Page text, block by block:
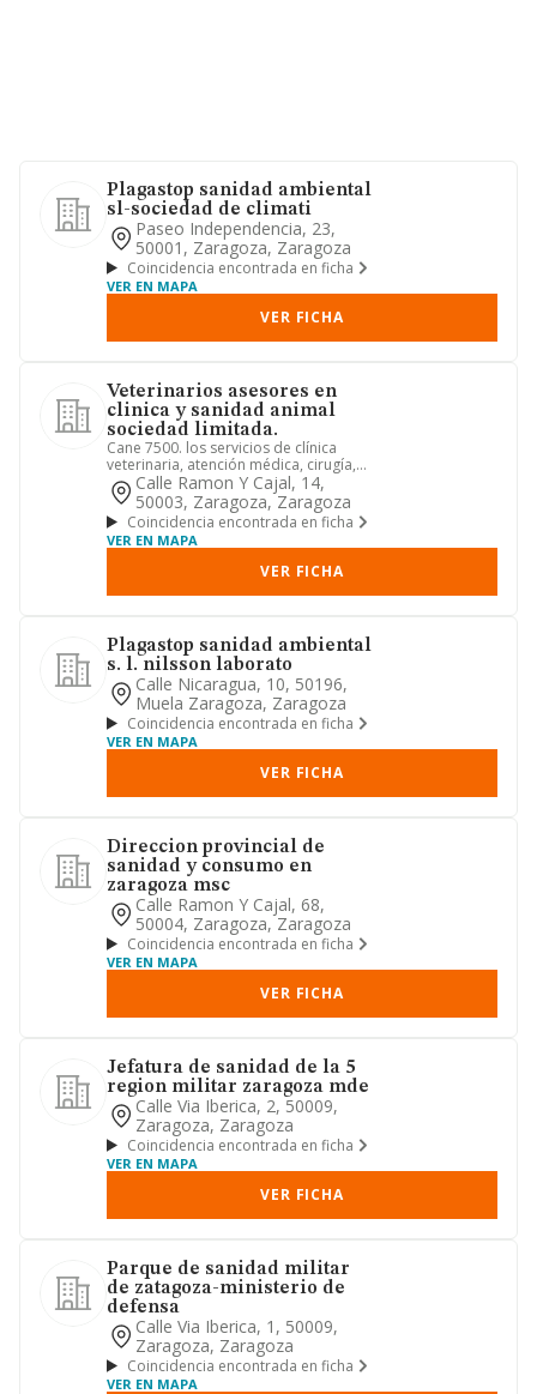
Plagastop sanidad ambiental
sl-sociedad de climati
Paseo Independencia, 23,
50001, Zaragoza, Zaragoza
Coincidencia encontrada en ficha
VER EN MAPA
VER FICHA
Veterinarios asesores en
clinica y sanidad animal
sociedad limitada.
Cane 7500. los servicios de clínica
veterinaria, atención médica, cirugía,
venta de productos y acc...
Calle Ramon Y Cajal, 14,
50003, Zaragoza, Zaragoza
Coincidencia encontrada en ficha
VER EN MAPA
VER FICHA
Plagastop sanidad ambiental
s. l. nilsson laborato
Calle Nicaragua, 10, 50196,
Muela Zaragoza, Zaragoza
Coincidencia encontrada en ficha
VER EN MAPA
VER FICHA
Direccion provincial de
sanidad y consumo en
zaragoza msc
Calle Ramon Y Cajal, 68,
50004, Zaragoza, Zaragoza
Coincidencia encontrada en ficha
VER EN MAPA
VER FICHA
Jefatura de sanidad de la 5
region militar zaragoza mde
Calle Via Iberica, 2, 50009,
Zaragoza, Zaragoza
Coincidencia encontrada en ficha
VER EN MAPA
VER FICHA
Parque de sanidad militar
de zatagoza-ministerio de
defensa
Calle Via Iberica, 1, 50009,
Zaragoza, Zaragoza
Coincidencia encontrada en ficha
VER EN MAPA